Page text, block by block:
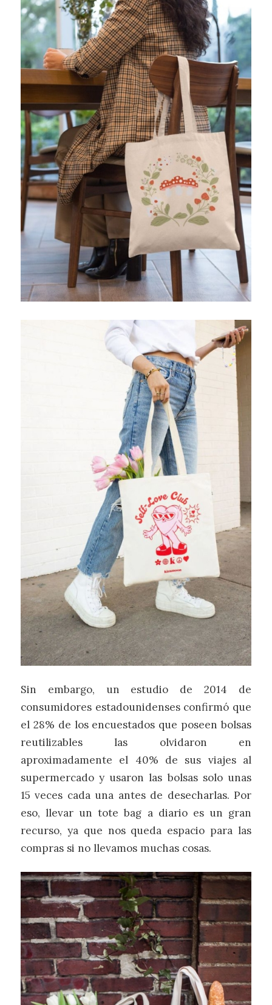
Sin embargo, un estudio de 2014 de
consumidores estadounidenses confirmó que
el 28% de los encuestados que poseen bolsas
reutilizables las olvidaron en
aproximadamente el 40% de sus viajes al
supermercado y usaron las bolsas solo unas
15 veces cada una antes de desecharlas. Por
eso, llevar un tote bag a diario es un gran
recurso, ya que nos queda espacio para las
compras si no llevamos muchas cosas.